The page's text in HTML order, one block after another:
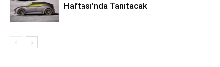
Haftası’nda Tanıtacak